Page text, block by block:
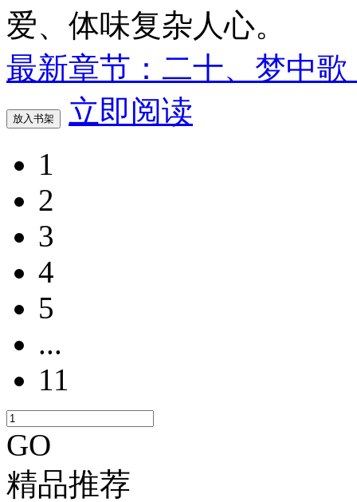
爱、体味复杂人心。
最新章节：二十、梦中歌
放入书架
立即阅读
1
2
3
4
5
...
11
GO
精品推荐